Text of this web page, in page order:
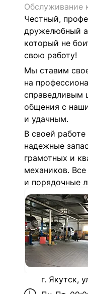
Обслуживание
Честный,
дружелюбный
который не
свою работу!
Мы ставим
на
справедливым
общения с
и удачным.
В своей
надежные
грамотных и
механиков.
и порядочные
г. Якутск,